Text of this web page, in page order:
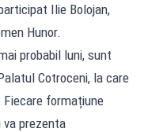
Ilie Bolojan,
Hunor.
probabil luni, sunt
Cotroceni, la care
formațiune
va prezenta